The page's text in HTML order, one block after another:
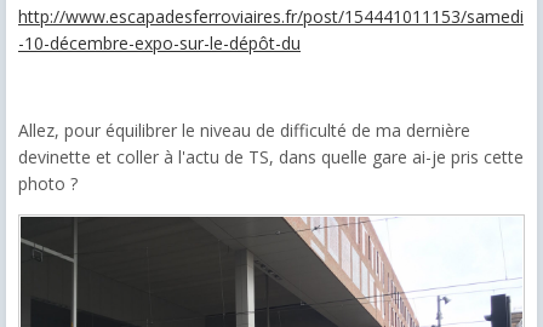
http://www.escapadesferroviaires.fr/post/154441011153/samedi
-10-décembre-expo-sur-le-dépôt-du
Allez, pour équilibrer le niveau de difficulté de ma dernière
devinette et coller à l'actu de TS, dans quelle gare ai-je pris cette
photo ?